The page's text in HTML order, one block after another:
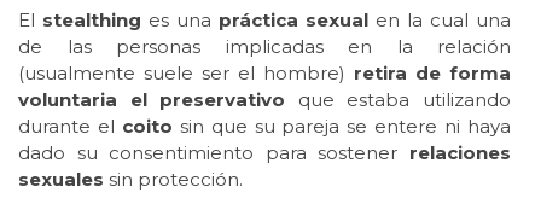
El stealthing es una práctica sexual en la cual una
de las personas implicadas en la relación
(usualmente suele ser el hombre) retira de forma
voluntaria el preservativo que estaba utilizando
durante el coito sin que su pareja se entere ni haya
dado su consentimiento para sostener relaciones
sexuales sin protección.